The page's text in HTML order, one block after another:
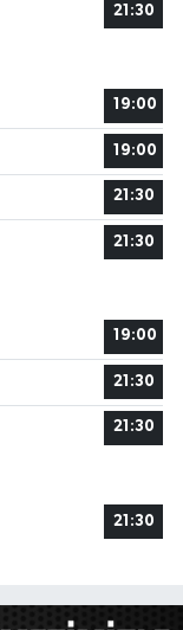
21:30
19:00
19:00
21:30
21:30
19:00
21:30
21:30
21:30